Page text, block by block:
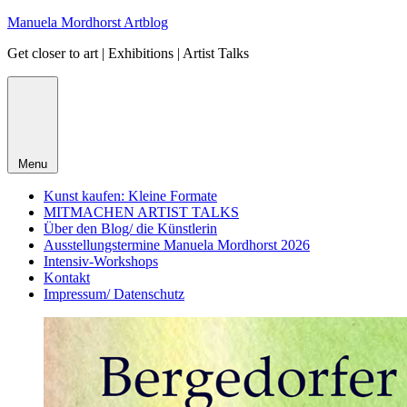
Skip
content
Manuela Mordhorst Artblog
Get closer to art | Exhibitions | Artist Talks
Menu
Kunst kaufen: Kleine Formate
MITMACHEN ARTIST TALKS
Über den Blog/ die Künstlerin
Ausstellungstermine Manuela Mordhorst 2026
Intensiv-Workshops
Kontakt
Impressum/ Datenschutz